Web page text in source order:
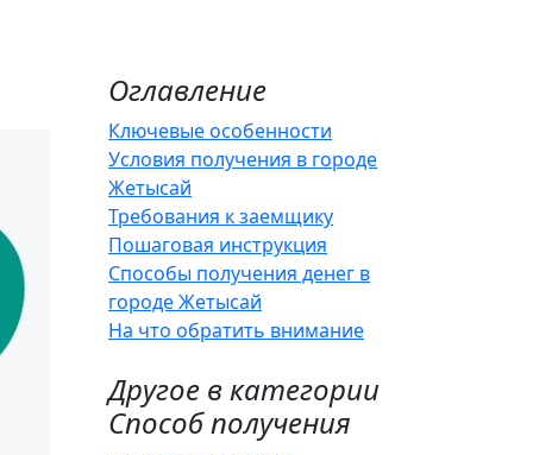
Оглавление
Ключевые особенности
Условия получения в городе
Жетысай
Требования к заемщику
Пошаговая инструкция
Способы получения денег в
городе Жетысай
На что обратить внимание
Другое в категории
Способ получения